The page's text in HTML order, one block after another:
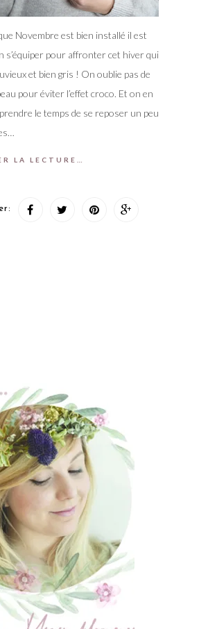
Novembre est bien installé il est
s’équiper pour affronter cet hiver qui
et bien gris ! On oublie pas de
pour éviter l’effet croco. Et on en
le temps de se reposer un peu
LA LECTURE…